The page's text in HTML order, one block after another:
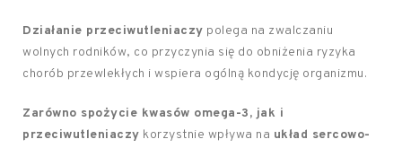
Działanie przeciwutleniaczy polega na zwalczaniu
wolnych rodników, co przyczynia się do obniżenia ryzyka
chorób przewlekłych i wspiera ogólną kondycję organizmu.
Zarówno spożycie kwasów omega-3, jak i
przeciwutleniaczy korzystnie wpływa na układ sercowo-